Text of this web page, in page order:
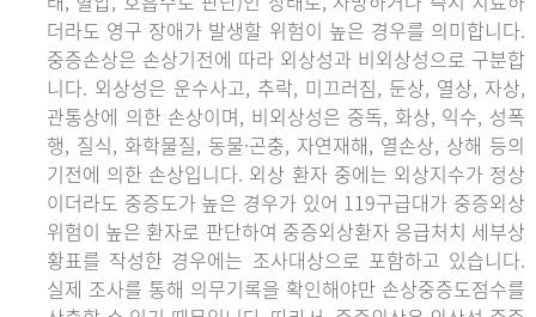
더라도 영구 장애가 발생할 위험이 높은 경우를 의미합니다.
중증손상은 손상기전에 따라 외상성과 비외상성으로 구분합
니다. 외상성은 운수사고, 추락, 미끄러짐, 둔상, 열상, 자상,
관통상에 의한 손상이며, 비외상성은 중독, 화상, 익수, 성폭
행, 질식, 화학물질, 동물·곤충, 자연재해, 열손상, 상해 등의
기전에 의한 손상입니다. 외상 환자 중에는 외상지수가 정상
이더라도 중증도가 높은 경우가 있어 119구급대가 중증외상
위험이 높은 환자로 판단하여 중증외상환자 응급처치 세부상
황표를 작성한 경우에는 조사대상으로 포함하고 있습니다.
실제 조사를 통해 의무기록을 확인해야만 손상중증도점수를